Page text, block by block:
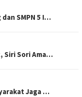
dan SMPN 5 I…
Siri Sori Ama…
Jaga …